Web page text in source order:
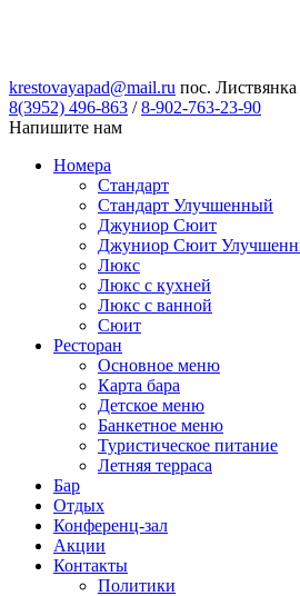
krestovayapad@mail.ru пос.
8(3952) 496-863 / 8-902-763-23-90
Напишите нам
Номера
Стандарт
Стандарт Улучшенный
Джуниор Сюит
Джуниор Сюит
Люкс
Люкс с кухней
Люкс с ванной
Сюит
Ресторан
Основное меню
Карта бара
Детское меню
Банкетное меню
Туристическое питание
Летняя терраса
Бар
Отдых
Конференц-зал
Акции
Контакты
Политики